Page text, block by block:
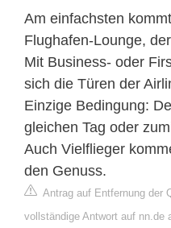
Am einfachsten
Flughafen-Lounge,
Mit Business- oder
sich die Türen der
Einzige Bedingung:
gleichen Tag oder
Auch Vielflieger
den Genuss.
Antrag auf Entfernung der
vollständige Antwort auf nn.de